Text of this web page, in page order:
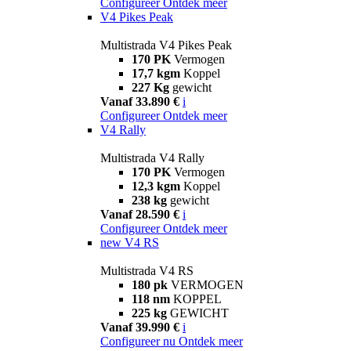
V4 Pikes Peak
Multistrada V4 Pikes Peak
170 PK Vermogen
17,7 kgm Koppel
227 Kg gewicht
Vanaf 33.890 € i
Configureer Ontdek meer
V4 Rally
Multistrada V4 Rally
170 PK Vermogen
12,3 kgm Koppel
238 kg gewicht
Vanaf 28.590 € i
Configureer Ontdek meer
new V4 RS
Multistrada V4 RS
180 pk VERMOGEN
118 nm KOPPEL
225 kg GEWICHT
Vanaf 39.990 € i
Configureer nu Ontdek meer